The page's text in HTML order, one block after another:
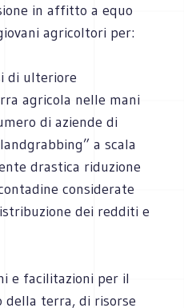
in affitto a equo
agricoltori per:
di ulteriore
agricola nelle mani
di aziende di
a scala
drastica riduzione
considerate
dei redditi e
e facilitazioni per il
della terra, di risorse